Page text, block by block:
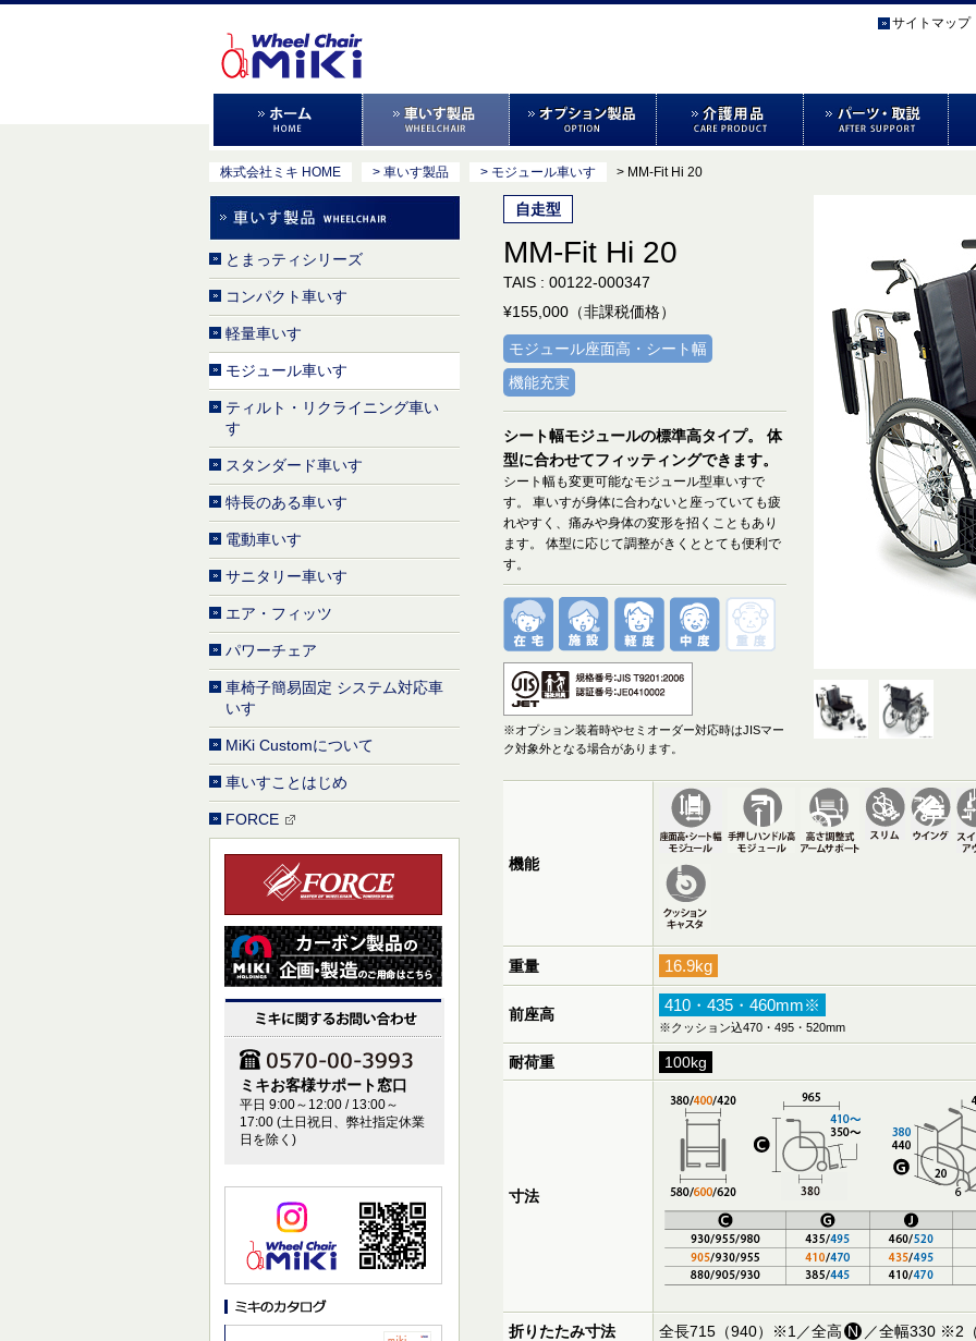
サイトマップ
株式会社ミキ HOME > 車いす製品 > モジュール車いす > MM-Fit Hi 20
自走型
MM-Fit Hi 20
TAIS : 00122-000347
¥155,000（非課税価格）
モジュール座面高・シート幅
機能充実
シート幅モジュールの標準高タイプ。 体
型に合わせてフィッティングできます。
シート幅も変更可能なモジュール型車いすで
す。 車いすが身体に合わないと座っていても疲
れやすく、痛みや身体の変形を招くこともあり
ます。 体型に応じて調整がきくととても便利で
す。
※オプション装着時やセミオーダー対応時はJISマー
ク対象外となる場合があります。
機能
重量 16.9kg
前座高 410・435・460mm※
※クッション込470・495・520mm
耐荷重 100kg
寸法
折りたたみ寸法 全長715（940）※1／全高 N ／全幅330 ※2
とまっティシリーズ
コンパクト車いす
軽量車いす
モジュール車いす
ティルト・リクライニング車い
す
スタンダード車いす
特長のある車いす
電動車いす
サニタリー車いす
エア・フィッツ
パワーチェア
車椅子簡易固定 システム対応車
いす
MiKi Customについて
車いすことはじめ
FORCE
ミキお客様サポート窓口
平日 9:00～12:00 / 13:00～
17:00 (土日祝日、弊社指定休業
日を除く)